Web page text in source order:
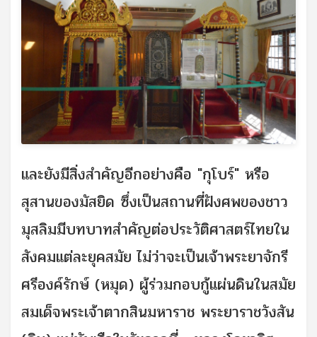
และยังมีสิ่งสำคัญอีกอย่างคือ "กุโบร์" หรือ
สุสานของมัสยิด ซึ่งเป็นสถานที่ฝังศพของชาว
มุสลิมมีบทบาทสำคัญต่อประวัติศาสตร์ไทยใน
สังคมแต่ละยุคสมัย ไม่ว่าจะเป็นเจ้าพระยาจักรี
ศรีองค์รักษ์ (หมุด) ผู้ร่วมกอบกู้แผ่นดินในสมัย
สมเด็จพระเจ้าตากสินมหาราช พระยาราชวังสัน